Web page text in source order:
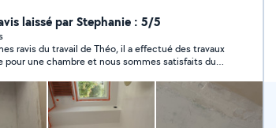
vos pièces. Travail soigné et rapide,
Au plaisir de vous aider dans
!
laissé par Stephanie : 5/5
du travail de Théo, il a effectué des travaux
chambre et nous sommes satisfaits du